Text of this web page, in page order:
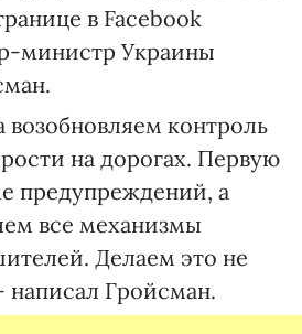
в Facebook
министр Украины
возобновляем контроль
на дорогах. Первую
предупреждений, а
все механизмы
Делаем это не
Гройсман.